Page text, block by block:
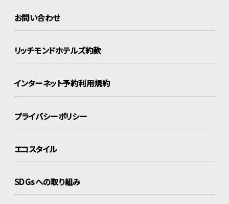
お問い合わせ
リッチモンドホテルズ約款
インターネット予約利用規約
プライバシーポリシー
エコスタイル
SDGsへの取り組み